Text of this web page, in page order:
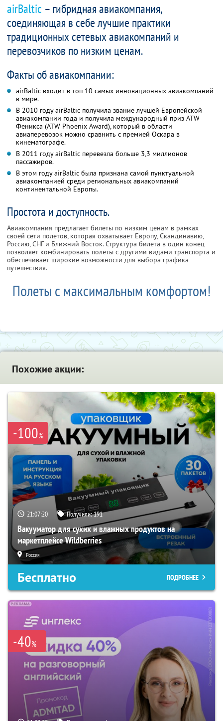
airBaltic – гибридная авиакомпания,
соединяющая в себе лучшие практики
традиционных сетевых авиакомпаний и
перевозчиков по низким ценам.
Факты об авиакомпании:
airBaltic входит в топ 10 самых инновационных авиакомпаний
в мире.
В 2010 году airBaltic получила звание лучшей Европейской
авиакомпании года и получила международный приз ATW
Феникса (ATW Phoenix Award), который в области
авиаперевозок можно сравнить с премией Оскара в
кинематографе.
В 2011 году airBaltic перевезла больше 3,3 миллионов
пассажиров.
В этом году airBaltic была признана самой пунктуальной
авиакомпанией среди региональных авиакомпаний
континентальной Европы.
Простота и доступность.
Авиакомпания предлагает билеты по низким ценам в рамках
своей сети полетов, которая охватывает Европу, Скандинавию,
Россию, СНГ и Ближний Восток. Структура билета в один конец
позволяет комбинировать полеты с другими видами транспорта и
обеспечивает широкие возможности для выбора графика
путешествия.
Полеты с максимальным комфортом!
Похожие акции:
-100%
21:07:19 Получили:191
Вакууматор для сухих и влажных продуктов на
маркетплейсе Wildberries
Россия
Бесплатно ПОДРОБНЕЕ
-40%